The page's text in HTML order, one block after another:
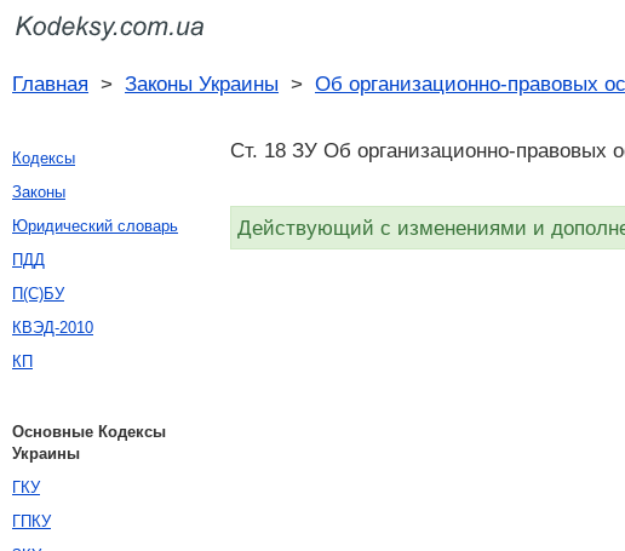
Главная > Законы Украины > Об организационно-правовых
Ст. 18 ЗУ Об организационно-правовых
Действующий с изменениями и
Кодексы
Законы
Юридический словарь
ПДД
П(С)БУ
КВЭД-2010
КП
Основные Кодексы
Украины
ГКУ
ГПКУ